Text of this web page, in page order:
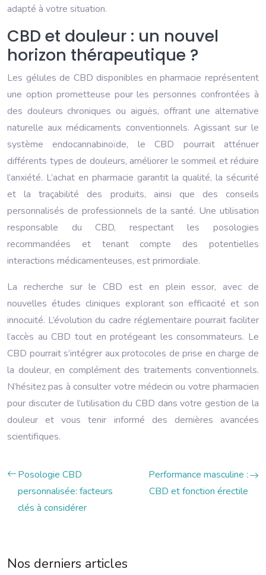
adapté à votre situation.
CBD et douleur : un nouvel
horizon thérapeutique ?
Les gélules de CBD disponibles en pharmacie représentent
une option prometteuse pour les personnes confrontées à
des douleurs chroniques ou aiguës, offrant une alternative
naturelle aux médicaments conventionnels. Agissant sur le
système endocannabinoïde, le CBD pourrait atténuer
différents types de douleurs, améliorer le sommeil et réduire
l’anxiété. L’achat en pharmacie garantit la qualité, la sécurité
et la traçabilité des produits, ainsi que des conseils
personnalisés de professionnels de la santé. Une utilisation
responsable du CBD, respectant les posologies
recommandées et tenant compte des potentielles
interactions médicamenteuses, est primordiale.
La recherche sur le CBD est en plein essor, avec de
nouvelles études cliniques explorant son efficacité et son
innocuité. L’évolution du cadre réglementaire pourrait faciliter
l’accès au CBD tout en protégeant les consommateurs. Le
CBD pourrait s’intégrer aux protocoles de prise en charge de
la douleur, en complément des traitements conventionnels.
N’hésitez pas à consulter votre médecin ou votre pharmacien
pour discuter de l’utilisation du CBD dans votre gestion de la
douleur et vous tenir informé des dernières avancées
scientifiques.
Posologie CBD
personnalisée: facteurs
clés à considérer
Performance masculine :
CBD et fonction érectile
Nos derniers articles